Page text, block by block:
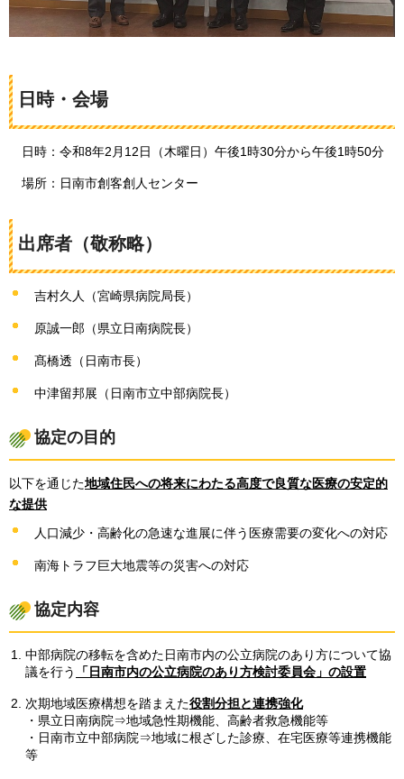
日時・会場
日時：令和8年2月12日（木曜日）午後1時30分から午後1時50分
場所：日南市創客創人センター
出席者（敬称略）
吉村久人（宮崎県病院局長）
原誠一郎（県立日南病院長）
髙橋透（日南市長）
中津留邦展（日南市立中部病院長）
協定の目的
以下を通じた地域住民への将来にわたる高度で良質な医療の安定的
な提供
人口減少・高齢化の急速な進展に伴う医療需要の変化への対応
南海トラフ巨大地震等の災害への対応
協定内容
中部病院の移転を含めた日南市内の公立病院のあり方について協
議を行う
「日南市内の公立病院のあり方検討委員会」の設置
次期地域医療構想を踏まえた役割分担と連携強化
・県立日南病院⇒地域急性期機能、高齢者救急機能等
・日南市立中部病院⇒地域に根ざした診療、在宅医療等連携機能
等